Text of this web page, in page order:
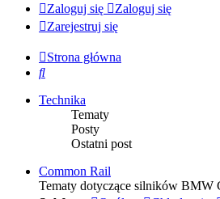
Zaloguj się
Zaloguj się
Zarejestruj się
Strona główna
Szukaj
Technika
Tematy
Posty
Ostatni post
Common Rail
Tematy dotyczące silników